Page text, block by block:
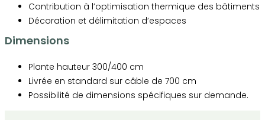
Contribution à l’optimisation thermique des bâtiments
Décoration et délimitation d’espaces
Dimensions
Plante hauteur 300/400 cm
Livrée en standard sur câble de 700 cm
Possibilité de dimensions spécifiques sur demande.